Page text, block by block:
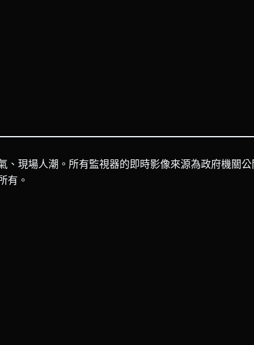
現場人潮。所有監視器的即時影像來源為政府機關
有。